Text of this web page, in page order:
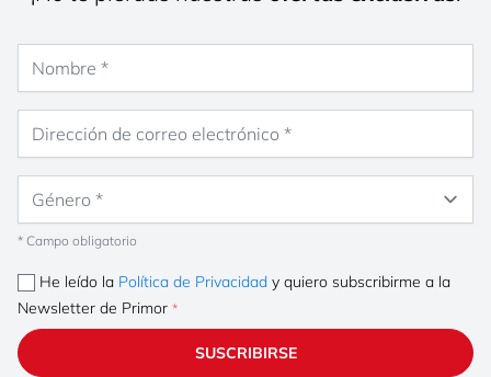
* Campo obligatorio
He leído la Política de Privacidad y quiero subscribirme a la
Newsletter de Primor
SUSCRIBIRSE